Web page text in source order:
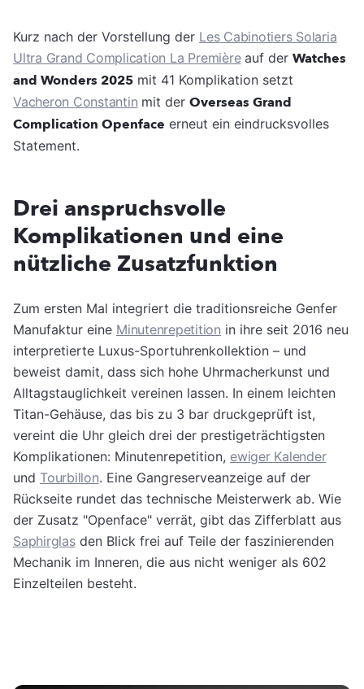
Kurz nach der Vorstellung der Les Cabinotiers Solaria
Ultra Grand Complication La Premièreauf derWatches
and Wonders 2025 mit 41 Komplikation setzt
Vacheron Constantin mit derOverseas Grand
Complication Openface erneut ein eindrucksvolles
Statement.
Drei anspruchsvolle
Komplikationen und eine
nützliche Zusatzfunktion
Zum ersten Mal integriert die traditionsreiche Genfer
Manufaktur eine Minutenrepetition in ihre seit 2016 neu
interpretierte Luxus-Sportuhrenkollektion – und
beweist damit, dass sich hohe Uhrmacherkunst und
Alltagstauglichkeit vereinen lassen. In einem leichten
Titan-Gehäuse, das bis zu 3 bar druckgeprüft ist,
vereint die Uhr gleich drei der prestigeträchtigsten
Komplikationen: Minutenrepetition, ewiger Kalender
und Tourbillon. Eine Gangreserveanzeige auf der
Rückseite rundet das technische Meisterwerk ab. Wie
der Zusatz "Openface" verrät, gibt das Zifferblatt aus
Saphirglasden Blick frei auf Teile der faszinierenden
Mechanik im Inneren, die aus nicht weniger als 602
Einzelteilen besteht.